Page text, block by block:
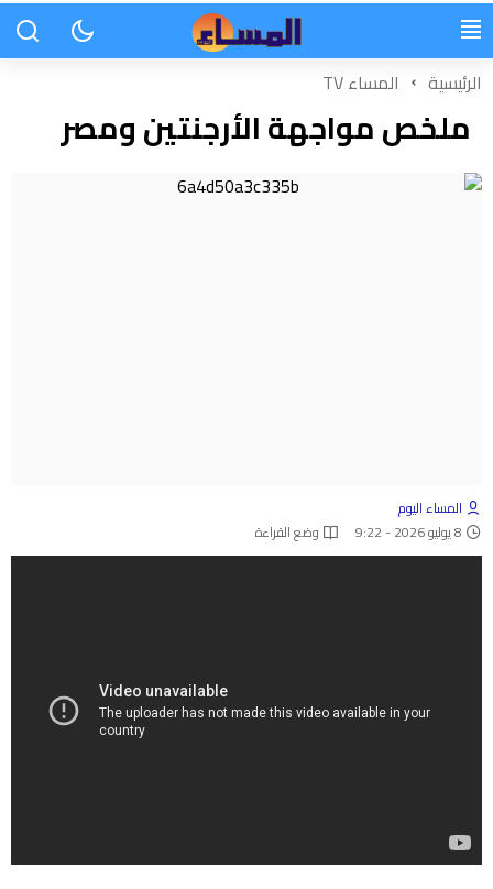
الرئيسية المساء TV
ملخص مواجهة الأرجنتين ومصر
المساء اليوم
8 يوليو 2026 - 9:22
وضع القراءة